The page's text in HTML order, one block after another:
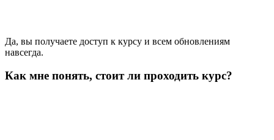
Да, вы получаете доступ к курсу и всем обновлениям
навсегда.
Как мне понять, стоит ли проходить курс?